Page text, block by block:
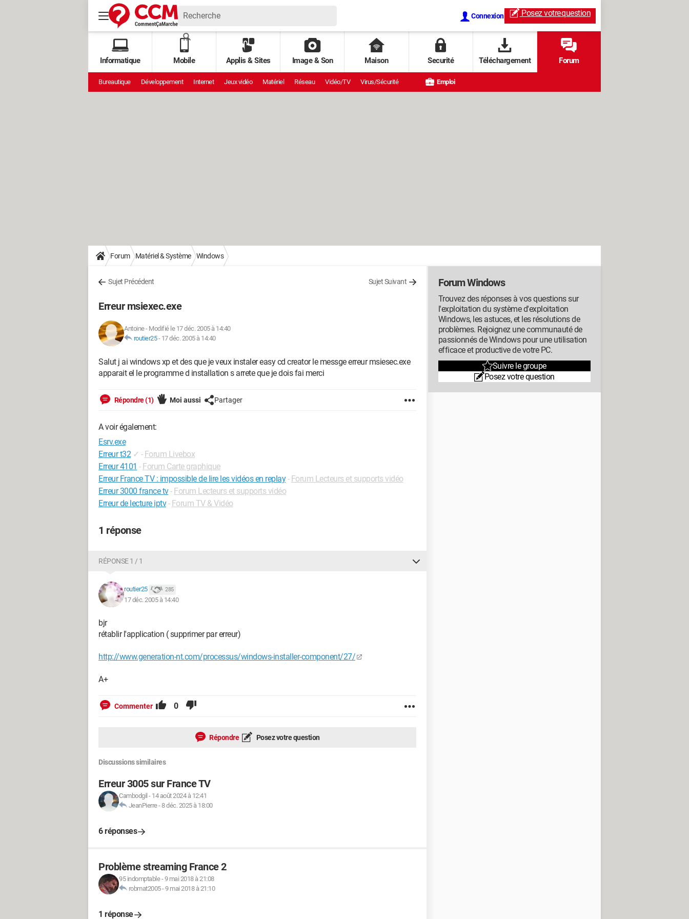
Connexion Posez votrequestion
Informatique Mobile Applis & Sites Image & Son Maison Securité Téléchargement Forum
Bureautique Développement Internet Jeux vidéo Matériel Réseau Vidéo/TV Virus/Sécurité Emploi
Forum Matériel & Système Windows
Sujet Précédent Sujet Suivant
Erreur msiexec.exe
Antoine- Modifié le 17 déc. 2005 à 14:40
routier25- 17 déc. 2005 à 14:40
Salut j ai windows xp et des que je veux instaler easy cd creator le messge erreur msiesec.exe
apparait el le programme d installation s arrete que je dois fai merci
Répondre (1) Moi aussi Partager
A voir également:
Esrv.exe
Erreur t32 ✓ - Forum Livebox
Erreur 4101 - Forum Carte graphique
Erreur France TV : impossible de lire les vidéos en replay - Forum Lecteurs et supports vidéo
Erreur 3000 france tv- Forum Lecteurs et supports vidéo
Erreur de lecture iptv - Forum TV & Vidéo
1 réponse
RÉPONSE 1 / 1
routier25 285
17 déc. 2005 à 14:40
bjr
rétablir l'application ( supprimer par erreur)
http://www.generation-nt.com/processus/windows-installer-component/27/
A+
Commenter 0
Répondre Posez votre question
Discussions similaires
Erreur 3005 sur France TV
Cambodgil - 14 août 2024 à 12:41
JeanPierre-8 déc. 2025 à 18:00
6 réponses
Problème streaming France 2
95 indomptable-9 mai 2018 à 21:08
robmat2005-9 mai 2018 à 21:10
1 réponse
Forum Windows
Trouvez des réponses à vos questions sur
l'exploitation du système d'exploitation
Windows, les astuces, et les résolutions de
problèmes. Rejoignez une communauté de
passionnés de Windows pour une utilisation
efficace et productive de votre PC.
Suivre le groupe
Posez votre question